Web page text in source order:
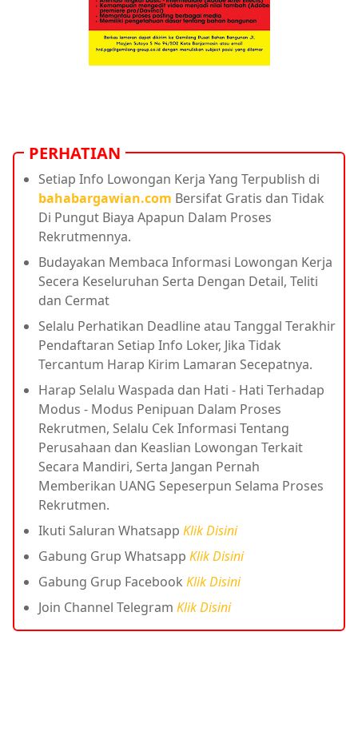
PERHATIAN
Setiap Info Lowongan Kerja Yang Terpublish di
bahabargawian.com Bersifat Gratis dan Tidak
Di Pungut Biaya Apapun Dalam Proses
Rekrutmennya.
Budayakan Membaca Informasi Lowongan Kerja
Secera Keseluruhan Serta Dengan Detail, Teliti
dan Cermat
Selalu Perhatikan Deadline atau Tanggal Terakhir
Pendaftaran Setiap Info Loker, Jika Tidak
Tercantum Harap Kirim Lamaran Secepatnya.
Harap Selalu Waspada dan Hati - Hati Terhadap
Modus - Modus Penipuan Dalam Proses
Rekrutmen, Selalu Cek Informasi Tentang
Perusahaan dan Keaslian Lowongan Terkait
Secara Mandiri, Serta Jangan Pernah
Memberikan UANG Sepeserpun Selama Proses
Rekrutmen.
Ikuti Saluran Whatsapp Klik Disini
Gabung Grup Whatsapp Klik Disini
Gabung Grup Facebook Klik Disini
Join Channel Telegram Klik Disini